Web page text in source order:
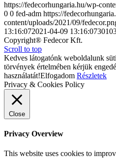
https://fedecorhungaria.hu/wp-
0 0 fed-adm https://
content/uploads/2021/09/
13:16:072021-04-09 13:16:07
Copyright® Fedecor Kft.
Scroll to top
Kedves látogatónk weboldalunk
törvények értelmében kérjük
használatát!Elfogadom Részletek
Privacy & Cookies Policy
Close
Privacy Overview
This website uses cookies to